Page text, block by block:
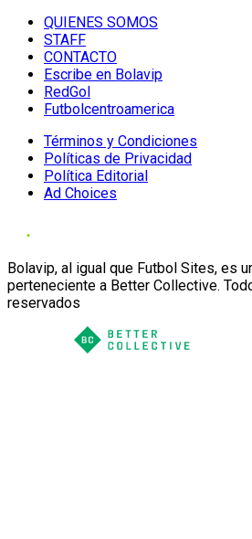
QUIENES SOMOS
STAFF
CONTACTO
Escribe en Bolavip
RedGol
Futbolcentroamerica
Términos y Condiciones
Políticas de Privacidad
Política Editorial
Ad Choices
Bolavip, al igual que Futbol Sites, es
perteneciente a Better Collective.
reservados